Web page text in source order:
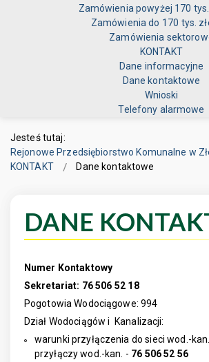
Zamówienia powyżej 170
Zamówienia do 170 tys.
Zamówienia
KONTAKT
Dane informacyjne
Dane kontaktowe
Wnioski
Telefony alarmowe
Jesteś tutaj:
Rejonowe Przedsiębiorstwo Komunalne w
KONTAKT
Dane kontaktowe
DANE
Numer Kontaktowy
Sekretariat: 76 506 52 18
Pogotowia Wodociągowe: 994
Dział Wodociągów i Kanalizacji:
warunki przyłączenia do sieci wod.-
przyłączy wod.-kan. - 76 506 52 56